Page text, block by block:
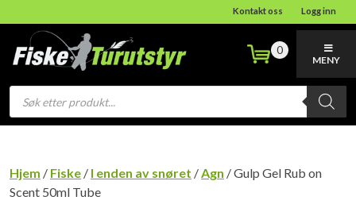
Kontakt oss Logg inn
Products
search
0
MENY
Hjem / Fiske / I enden av snøret /Agn / Gulp Gel Rub on
Scent 50ml Tube